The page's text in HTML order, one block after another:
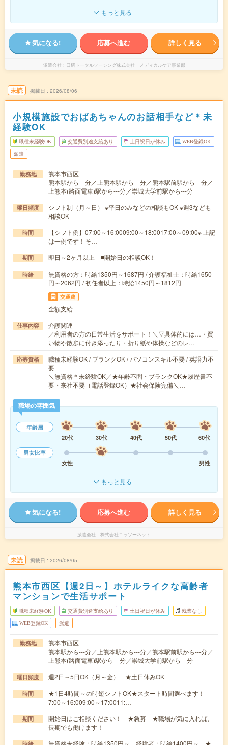
もっと見る
気になる! 応募へ進む 詳しく見る
派遣会社 日研トータルソーシング株式会社 メディカルケア事業部
未読 掲載日 2026/08/06
小規模施設でおばあちゃんのお話相手など＊未
経験OK
職種未経験OK 交通費別途支給あり 土日祝日が休み WEB登録OK
派遣
勤務地
熊本市西区
熊本駅から---分／上熊本駅から---分／熊本駅前駅から---分／
上熊本(路面電車)駅から---分／崇城大学前駅から---分
曜日頻度
シフト制（月～日） ※平日のみなどの相談もOK ※週3なども
相談OK
時間
【シフト例】07:00～16:0009:00～18:0017:00～09:00※ 上記
は一例です！そ…
期間 即日～2ヶ月以上 ■開始日の相談OK！
時給
無資格の方：時給1350円～1687円 / 介護福祉士：時給1650
円～2062円 / 初任者以上：時給1450円～1812円
交通費
全額支給
仕事内容
介護関連
／利用者の方の日常生活をサポート！＼▽具体的には…・買
い物や散歩に付き添ったり・折り紙や体操などのレ…
応募資格
職種未経験OK / ブランクOK / パソコンスキル不要 / 英語力不
要
＼無資格＊未経験OK／★年齢不問・ブランクOK★履歴書不
要・来社不要（電話登録OK）★社会保険完備＼…
職場の雰囲気
年齢層
20代
30代 40代 50代
60代
男女比率
女性
男性
もっと見る
気になる! 応募へ進む 詳しく見る
派遣会社 株式会社ニッソーネット
未読 掲載日 2026/08/05
熊本市西区【週2日～】ホテルライクな高齢者
マンションで生活サポート
職種未経験OK 交通費別途支給あり 土日祝日が休み 残業なし
WEB登録OK 派遣
勤務地
熊本市西区
熊本駅から---分／上熊本駅から---分／熊本駅前駅から---分／
上熊本(路面電車)駅から---分／崇城大学前駅から---分
曜日頻度 週2日～5日OK（月～金） ★土日休みOK
時間
★1日4時間～の時短シフトOK★スタート時間選べます！
7:00～16:009:00～17:0011:…
期間
開始日はご相談ください！ ★急募 ★職場が気に入れば、
長期でも働けます！
無資格未経験：時給1350円～ 経験者：時給1400円～ ★